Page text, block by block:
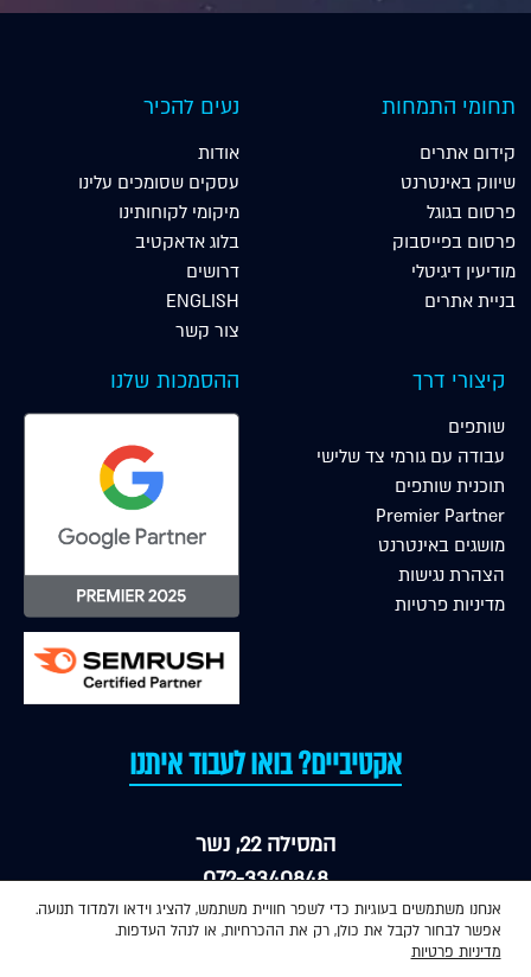
תחומי התמחות
קידום אתרים
שיווק באינטרנט
פרסום בגוגל
פרסום בפייסבוק
מודיעין דיגיטלי
בניית אתרים
נעים להכיר
אודות
עסקים שסומכים עלינו
מיקומי לקוחותינו
בלוג אדאקטיב
דרושים
ENGLISH
צור קשר
קיצורי דרך
שותפים
עבודה עם גורמי צד שלישי
תוכנית שותפים
Premier Partner
מושגים באינטרנט
הצהרת נגישות
מדיניות פרטיות
ההסמכות שלנו
אקטיביים? בואו לעבוד איתנו
המסילה 22, נשר
072-3340848
mail@adactive.co.il
אנחנו משתמשים בעוגיות כדי לשפר חוויית משתמש, להציג וידאו ולמדוד תנועה.
אפשר לבחור לקבל את כולן, רק את ההכרחיות, או לנהל העדפות.
מדיניות פרטיות